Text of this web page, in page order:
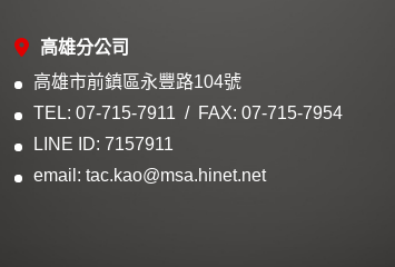
高雄分公司
高雄市前鎮區永豐路104號
TEL: 07-715-7911
FAX: 07-715-7954
LINE ID: 7157911
email: tac.kao@msa.hinet.net